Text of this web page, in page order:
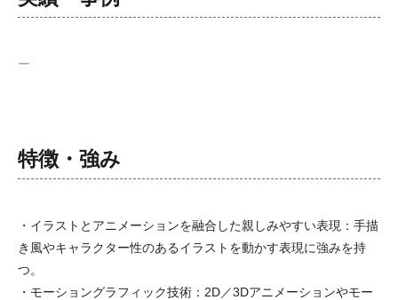
ー
特徴・強み
・イラストとアニメーションを融合した親しみやすい表現：手描
き風やキャラクター性のあるイラストを動かす表現に強みを持
つ。
・モーショングラフィック技術：2D／3Dアニメーションやモー